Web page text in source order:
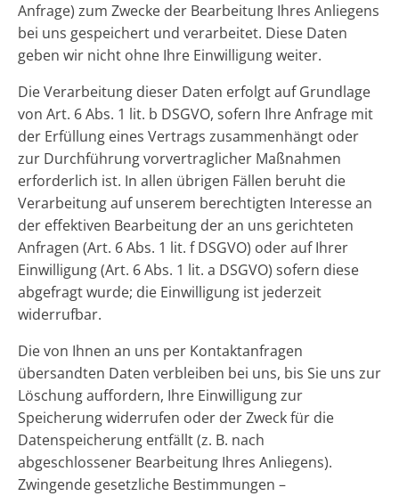
Anfrage) zum Zwecke der Bearbeitung Ihres Anliegens
bei uns gespeichert und verarbeitet. Diese Daten
geben wir nicht ohne Ihre Einwilligung weiter.
Die Verarbeitung dieser Daten erfolgt auf Grundlage
von Art. 6 Abs. 1 lit. b DSGVO, sofern Ihre Anfrage mit
der Erfüllung eines Vertrags zusammenhängt oder
zur Durchführung vorvertraglicher Maßnahmen
erforderlich ist. In allen übrigen Fällen beruht die
Verarbeitung auf unserem berechtigten Interesse an
der effektiven Bearbeitung der an uns gerichteten
Anfragen (Art. 6 Abs. 1 lit. f DSGVO) oder auf Ihrer
Einwilligung (Art. 6 Abs. 1 lit. a DSGVO) sofern diese
abgefragt wurde; die Einwilligung ist jederzeit
widerrufbar.
Die von Ihnen an uns per Kontaktanfragen
übersandten Daten verbleiben bei uns, bis Sie uns zur
Löschung auffordern, Ihre Einwilligung zur
Speicherung widerrufen oder der Zweck für die
Datenspeicherung entfällt (z. B. nach
abgeschlossener Bearbeitung Ihres Anliegens).
Zwingende gesetzliche Bestimmungen –